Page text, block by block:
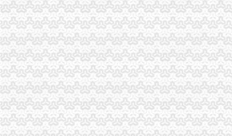
重庆市急救救助基金会-搜百科
瑞安房地产47亿元向万科（02202）出售重庆天地
重庆市乾方天地科贸有限公司食品分厂_【信用信
下周别提示-股票频道-和讯网
2月13日晚间深市主板公告一览-股票频道-和讯网
赢商网家盘点：2015年度重庆商业地产十大事件
雍江翠湖,永嘉路45号-重庆雍江翠湖二手房、租房
赢商网家盘点：2015年度重庆商业地产十大事件_